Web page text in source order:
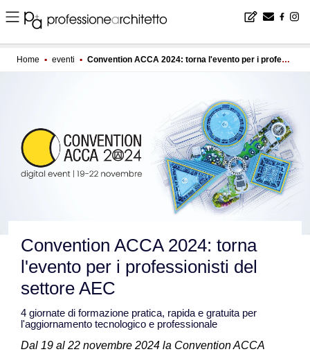
Home ▪ eventi ▪ Convention ACCA 2024: torna l'evento per i professionisti del settore AEC
Convention ACCA 2024: torna
l'evento per i professionisti del
settore AEC
4 giornate di formazione pratica, rapida e gratuita per
l'aggiornamento tecnologico e professionale
Dal 19 al 22 novembre 2024 la Convention ACCA